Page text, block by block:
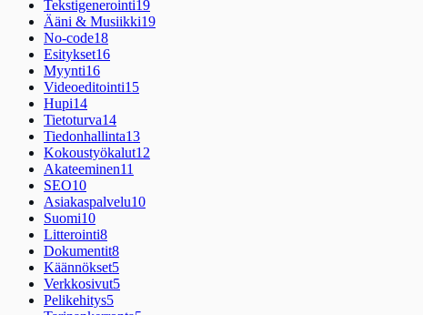
Tekstigenerointi19
Ääni & Musiikki19
No-code18
Esitykset16
Myynti16
Videoeditointi15
Hupi14
Tietoturva14
Tiedonhallinta13
Kokoustyökalut12
Akateeminen11
SEO10
Asiakaspalvelu10
Suomi10
Litterointi8
Dokumentit8
Käännökset5
Verkkosivut5
Pelikehitys5